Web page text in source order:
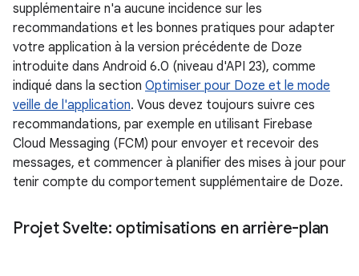
supplémentaire n'a aucune incidence sur les
recommandations et les bonnes pratiques pour adapter
votre application à la version précédente de Doze
introduite dans Android 6.0 (niveau d'API 23), comme
indiqué dans la section Optimiser pour Doze et le mode
veille de l'application. Vous devez toujours suivre ces
recommandations, par exemple en utilisant Firebase
Cloud Messaging (FCM) pour envoyer et recevoir des
messages, et commencer à planifier des mises à jour pour
tenir compte du comportement supplémentaire de Doze.
Projet Svelte: optimisations en arrière-plan